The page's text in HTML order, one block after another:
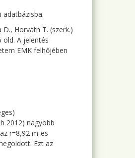
adatbázisba.
Horváth T. (szerk.)
old. A jelentés
EMK felhőjében
2012) nagyobb
r=8,92 m-es
Ezt az